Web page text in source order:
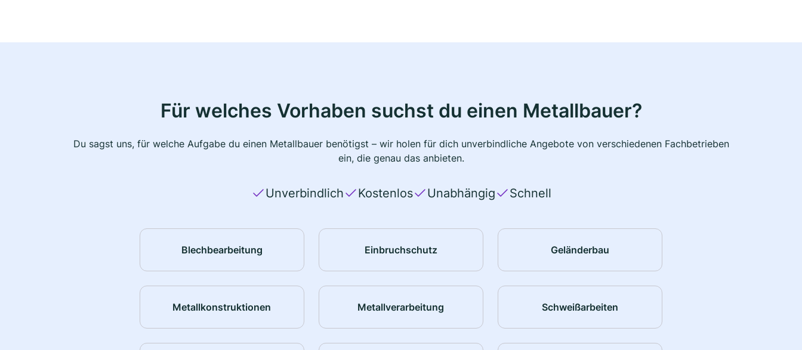
Für welches Vorhaben suchst du einen Metallbauer?
Du sagst uns, für welche Aufgabe du einen Metallbauer benötigst – wir holen für dich unverbindliche Angebote von verschiedenen Fachbetrieben
ein, die genau das anbieten.
Unverbindlich Kostenlos Unabhängig Schnell
Blechbearbeitung Einbruchschutz Geländerbau
Metallkonstruktionen Metallverarbeitung Schweißarbeiten